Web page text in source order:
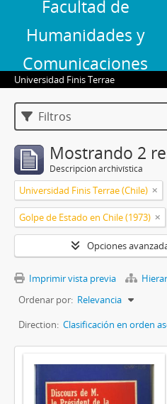
Facultad de
Humanidades y
Comunicaciones
Universidad Finis Terrae
Filtros
Mostrando 2
Descripción archivística
Universidad Finis Terrae (Chile)
Golpe de Estado en Chile (1973)
Opciones
Imprimir vista previa
Ordenar por: Relevancia
Direction: Clasificación en orden